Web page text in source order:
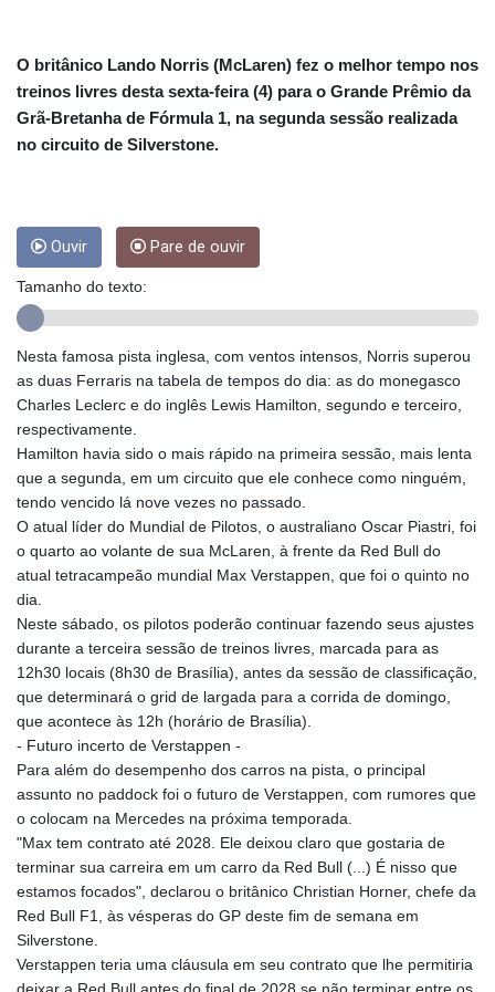
CRC 523.993489
CUC 1.156136
CUP 30.637594
FJD 2.553384
FKP 0.857252
GBP 0.858527
GGP 0.857252
GHS 13.526832
GMD 84.980421
GNF
10123.874202
GYD 241.157003
HKD 9.067746
HNL 30.895616
HRK 7.536622
IDR
20580.370421
IMP 0.857252
INR 110.076256
IQD
1509.981237
1590322.371805
O britânico Lando Norris (McLaren) fez o melhor tempo nos
treinos livres desta sexta-feira (4) para o Grande Prêmio da
Grã-Bretanha de Fórmula 1, na segunda sessão realizada
no circuito de Silverstone.
Ouvir Pare de ouvir
Tamanho do texto:
Nesta famosa pista inglesa, com ventos intensos, Norris superou
as duas Ferraris na tabela de tempos do dia: as do monegasco
Charles Leclerc e do inglês Lewis Hamilton, segundo e terceiro,
respectivamente.
Hamilton havia sido o mais rápido na primeira sessão, mais lenta
que a segunda, em um circuito que ele conhece como ninguém,
tendo vencido lá nove vezes no passado.
O atual líder do Mundial de Pilotos, o australiano Oscar Piastri, foi
o quarto ao volante de sua McLaren, à frente da Red Bull do
atual tetracampeão mundial Max Verstappen, que foi o quinto no
dia.
Neste sábado, os pilotos poderão continuar fazendo seus ajustes
durante a terceira sessão de treinos livres, marcada para as
12h30 locais (8h30 de Brasília), antes da sessão de classificação,
que determinará o grid de largada para a corrida de domingo,
que acontece às 12h (horário de Brasília).
- Futuro incerto de Verstappen -
Para além do desempenho dos carros na pista, o principal
assunto no paddock foi o futuro de Verstappen, com rumores que
o colocam na Mercedes na próxima temporada.
"Max tem contrato até 2028. Ele deixou claro que gostaria de
terminar sua carreira em um carro da Red Bull (...) É nisso que
estamos focados", declarou o britânico Christian Horner, chefe da
Red Bull F1, às vésperas do GP deste fim de semana em
Silverstone.
Verstappen teria uma cláusula em seu contrato que lhe permitiria